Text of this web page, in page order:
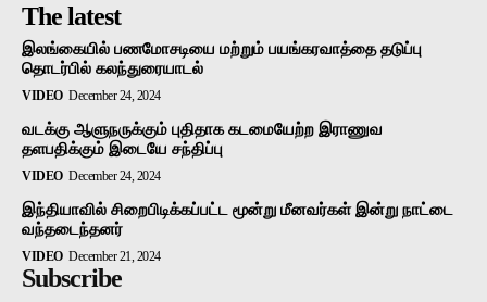
The latest
இலங்கையில் பணமோசடியை மற்றும் பயங்கரவாத்தை தடுப்பு
தொடர்பில் கலந்துரையாடல்
VIDEO December 24, 2024
வடக்கு ஆளுநருக்கும் புதிதாக கடமையேற்ற இராணுவ
தளபதிக்கும் இடையே சந்திப்பு
VIDEO December 24, 2024
இந்தியாவில் சிறைபிடிக்கப்பட்ட மூன்று மீனவர்கள் இன்று நாட்டை
வந்தடைந்தனர்
VIDEO December 21, 2024
Subscribe